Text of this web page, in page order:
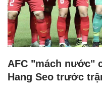
AFC "mách nước"
Hang Seo trước